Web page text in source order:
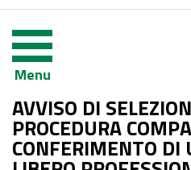
AVVISO DI SELEZIONE TRAMITE
COMPARATIVA PER IL
LIBERO PROFESSIONALE A
LA DIREZIONE SANITARIA
Menu
AVVISO DI
PROCEDURA
CONFERIMENTO DI